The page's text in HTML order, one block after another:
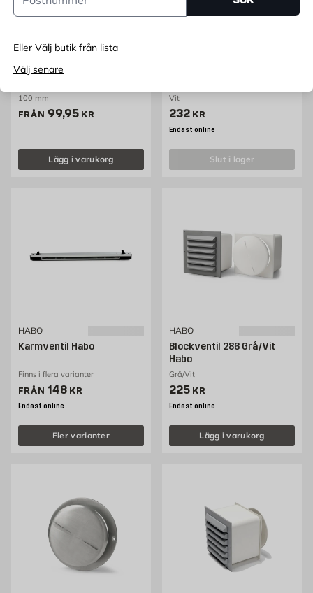
Eller Välj butik från lista
Välj senare
RETON
100 mm
FRÅN Pris 99.95 kr
99,95 KR
Lägg i varukorg
Vit
Pris 232 kr
232 KR
Endast online
slut i lager
HABO
Karmventil Habo
Finns i flera varianter
FRÅN Pris 148 kr
148 KR
Endast online
Fler varianter
HABO
Blockventil 286 Grå/Vit
Habo
Grå/Vit
Pris 225 kr
225 KR
Endast online
Lägg i varukorg